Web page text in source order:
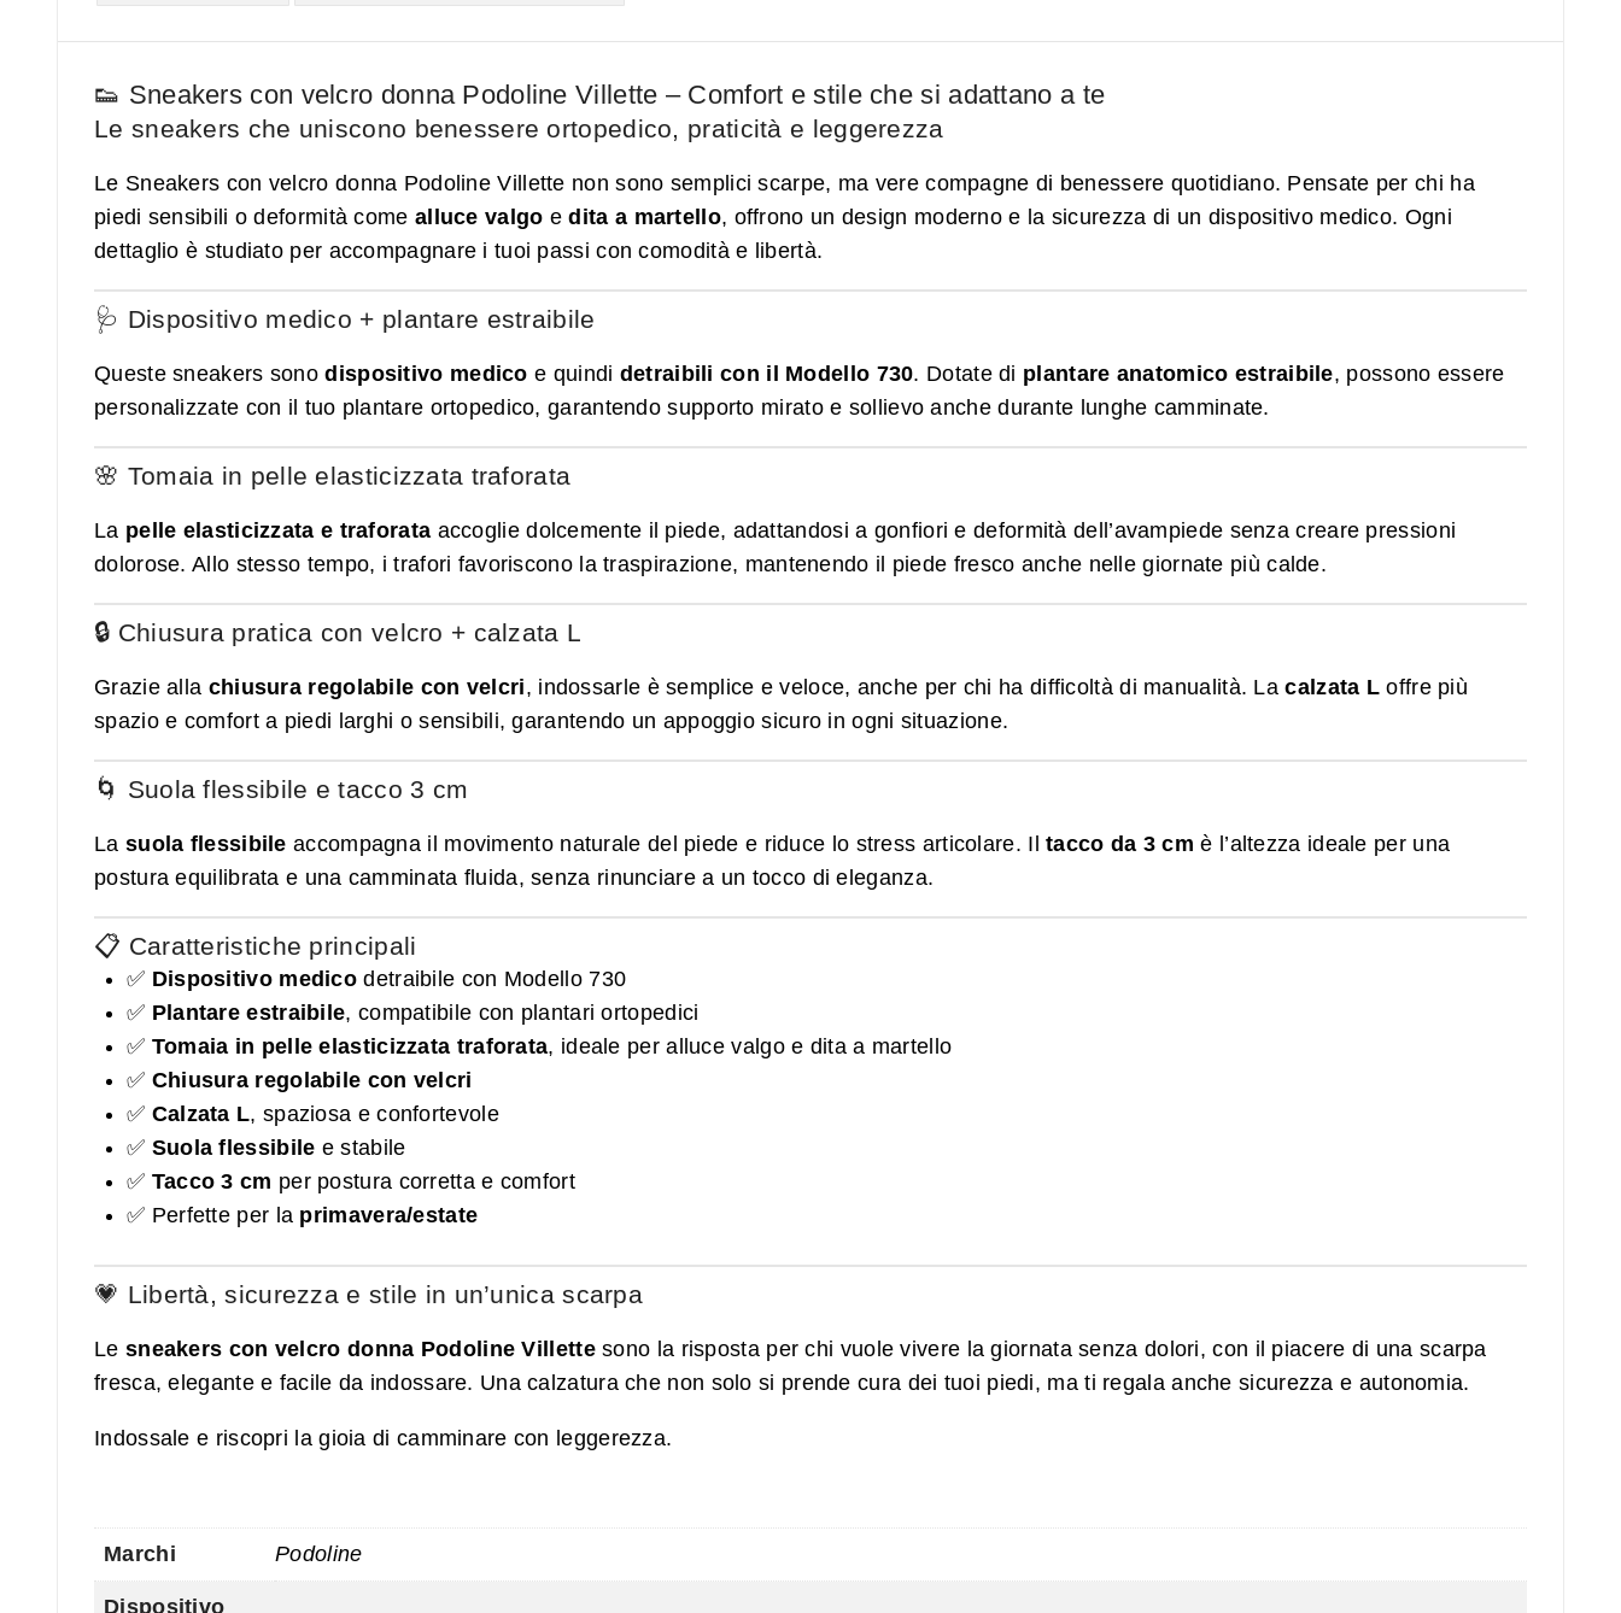
👟 Sneakers con velcro donna Podoline Villette – Comfort e stile che si adattano a te
Le sneakers che uniscono benessere ortopedico, praticità e leggerezza
Le Sneakers con velcro donna Podoline Villette non sono semplici scarpe, ma vere compagne di benessere quotidiano. Pensate per chi ha
piedi sensibili o deformità come alluce valgo edita a martello, offrono un design moderno e la sicurezza di un dispositivo medico. Ogni
dettaglio è studiato per accompagnare i tuoi passi con comodità e libertà.
🩺 Dispositivo medico + plantare estraibile
Queste sneakers sonodispositivo medico e quindi detraibili con il Modello 730. Dotate di plantare anatomico estraibile, possono essere
personalizzate con il tuo plantare ortopedico, garantendo supporto mirato e sollievo anche durante lunghe camminate.
🌸 Tomaia in pelle elasticizzata traforata
La pelle elasticizzata e traforata accoglie dolcemente il piede, adattandosi a gonfiori e deformità dell’avampiede senza creare pressioni
dolorose. Allo stesso tempo, i trafori favoriscono la traspirazione, mantenendo il piede fresco anche nelle giornate più calde.
🔒 Chiusura pratica con velcro + calzata L
Grazie alla chiusura regolabile con velcri, indossarle è semplice e veloce, anche per chi ha difficoltà di manualità. Lacalzata L offre più
spazio e comfort a piedi larghi o sensibili, garantendo un appoggio sicuro in ogni situazione.
🌀 Suola flessibile e tacco 3 cm
La suola flessibile accompagna il movimento naturale del piede e riduce lo stress articolare. Iltacco da 3 cm è l’altezza ideale per una
postura equilibrata e una camminata fluida, senza rinunciare a un tocco di eleganza.
📋 Caratteristiche principali
✅ Dispositivo medico detraibile con Modello 730
✅ Plantare estraibile, compatibile con plantari ortopedici
✅ Tomaia in pelle elasticizzata traforata, ideale per alluce valgo e dita a martello
✅ Chiusura regolabile con velcri
✅ Calzata L, spaziosa e confortevole
✅ Suola flessibile e stabile
✅ Tacco 3 cm per postura corretta e comfort
✅ Perfette per la primavera/estate
💗 Libertà, sicurezza e stile in un’unica scarpa
Le sneakers con velcro donna Podoline Villettesono la risposta per chi vuole vivere la giornata senza dolori, con il piacere di una scarpa
fresca, elegante e facile da indossare. Una calzatura che non solo si prende cura dei tuoi piedi, ma ti regala anche sicurezza e autonomia.
Indossale e riscopri la gioia di camminare con leggerezza.
Marchi Podoline
Dispositivo